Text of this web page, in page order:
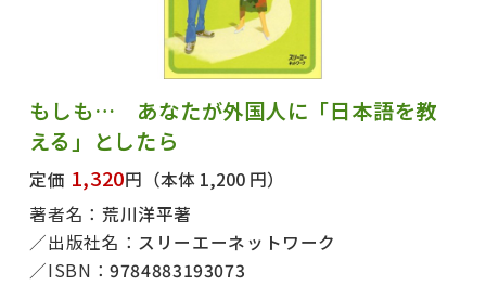
もしも… あなたが外国人に「日本語を教
える」としたら
定価 1,320円 （本体 1,200 円）
著者名： 荒川洋平著
出版社名： スリーエーネットワーク
ISBN：9784883193073